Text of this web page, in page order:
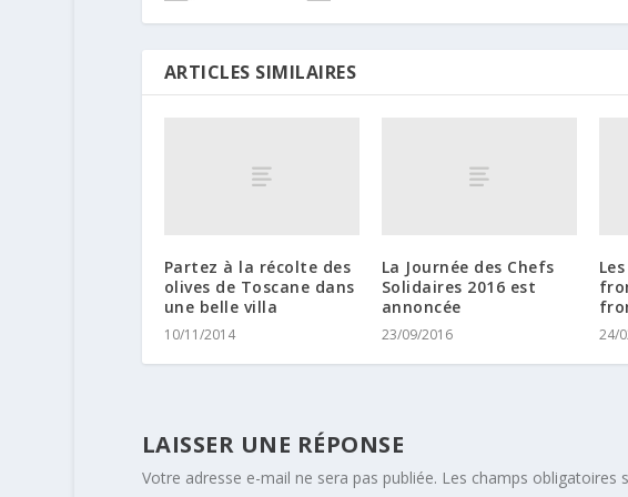
ARTICLES SIMILAIRES
Partez à la récolte des
olives de Toscane dans
une belle villa
10/11/2014
La Journée des Chefs
Solidaires 2016 est
annoncée
23/09/2016 24/
LAISSER UNE RÉPONSE
Votre adresse e-mail ne sera pas publiée. Les champs obligatoires